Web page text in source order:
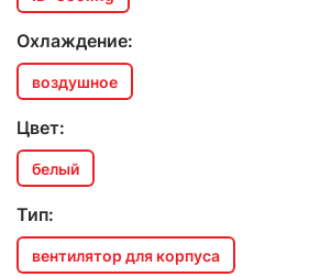
Охлаждение:
воздушное
Цвет:
белый
Тип:
вентилятор для корпуса